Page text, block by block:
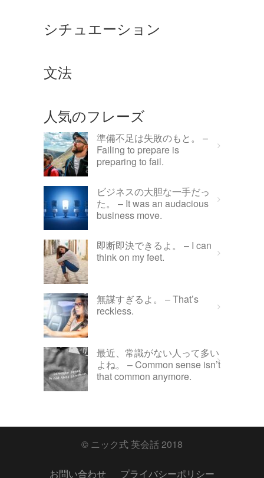
シチュエーション
文法
人気のフレーズ
準備不足は失敗のもと。 –
Failing to prepare is
preparing to fail.
ビジネスの大胆な一手だっ
た。 – It was an audacious
business move.
即断即決できるよ。 – I can
think on my feet.
無謀すぎるよ。 – That’s
reckless.
最近、常識がない人って多い
よね。 – Common sense isn’t
that common anymore.
© ニック式 英会話 2018
お問い合わせ プライバシーポリシー